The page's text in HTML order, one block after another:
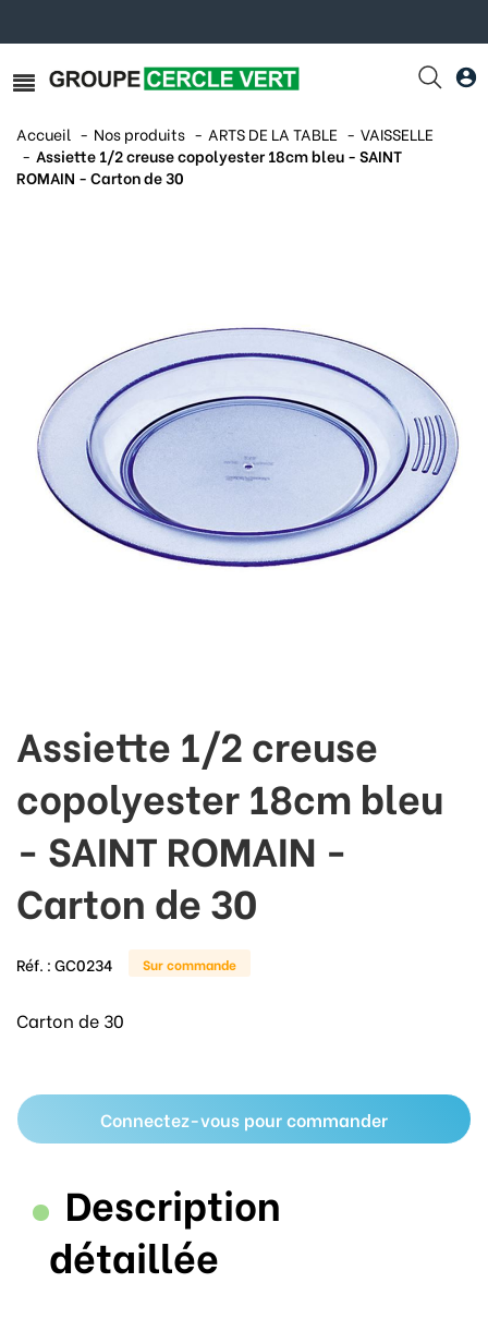
Accueil Nos produits ARTS DE LA TABLE
VAISSELLE
Assiette 1/2 creuse copolyester 18cm bleu - SAINT
ROMAIN - Carton de 30
Assiette 1/2 creuse
copolyester 18cm bleu
- SAINT ROMAIN -
Carton de 30
Réf. :GC0234 Sur commande
Carton de 30
Connectez-vous pour commander
Description
détaillée